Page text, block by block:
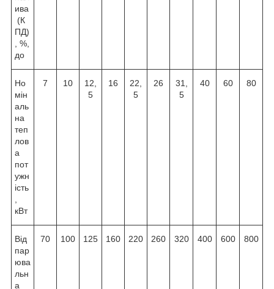
ива
(К
ПД)
, %,
до
Но
мін
аль
на
теп
лов
а
пот
ужн
ість
кВт
7 10
12,
5
16
22,
5
26
31,
5
40 60 80
Від
пар
юва
льн
а
70 100 125 160 220 260 320 400 600 800